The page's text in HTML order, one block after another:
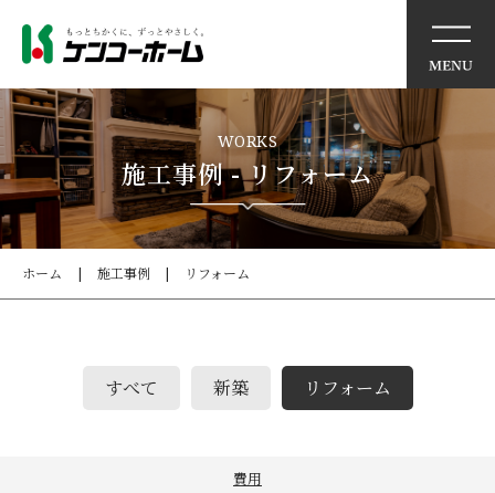
リノベーションモデルハウ
ス
アウトレット商品のご案内
リフォーム工事の流れ
見積もり依頼
施工事例
WORKS
施工事例 - リフォーム
ホーム 施工事例 リフォーム
すべて 新築 リフォーム
費用